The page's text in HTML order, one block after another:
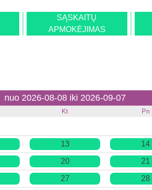
SĄSKAITŲ
APMOKĖJIMAS
nuo 2026-08-08 iki 2026-09-07
Kt Pn
13 14
20 21
27 28